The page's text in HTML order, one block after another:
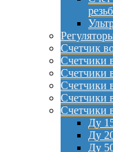
Счетчик
Счетчики
Счетчики
Счетчики
Счетчики
Счетчики
Ду
Ду
Ду